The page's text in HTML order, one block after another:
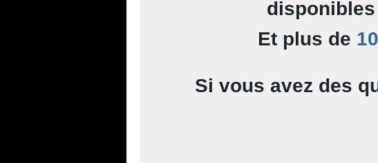
Et plus de
Si vous avez des